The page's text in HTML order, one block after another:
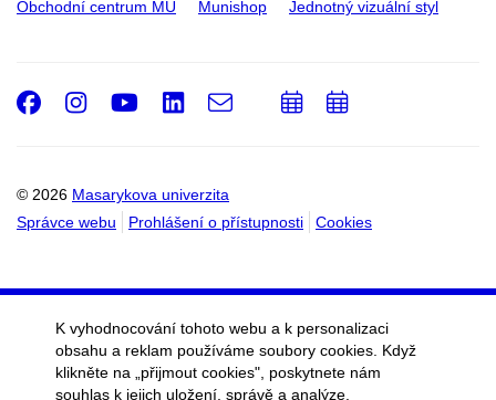
Obchodní centrum MU Munishop Jednotný vizuální styl
© 2026 Masarykova univerzita
Správce webu
Prohlášení o přístupnosti Cookies
Facebook
Instagram
Youtube
LinkedIn
e-
PřidatPřidat
K vyhodnocování tohoto webu a k personalizaci
obsahu a reklam používáme soubory cookies. Když
klikněte na „přijmout cookies", poskytnete nám
souhlas k jejich uložení, správě a analýze.